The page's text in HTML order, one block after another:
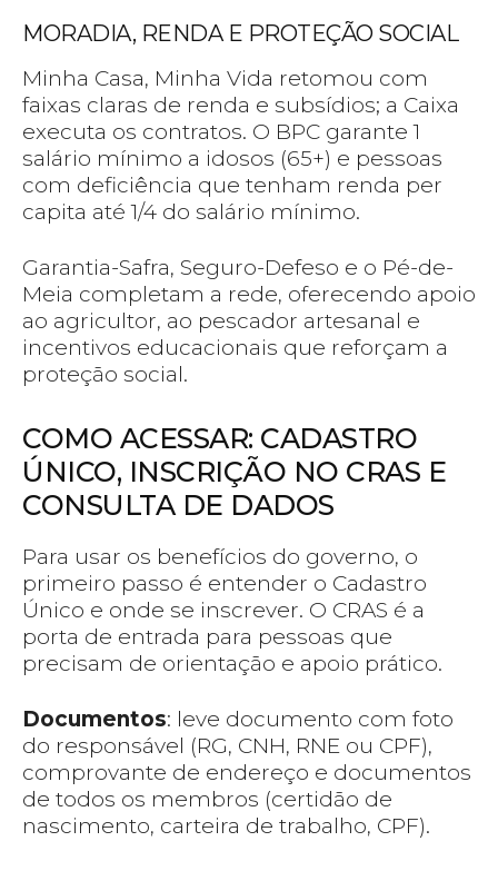
MORADIA, RENDA E PROTEÇÃO SOCIAL
Minha Casa, Minha Vida retomou com
faixas claras de renda e subsídios; a Caixa
executa os contratos. O BPC garante 1
salário mínimo a idosos (65+) e pessoas
com deficiência que tenham renda per
capita até 1/4 do salário mínimo.
Garantia-Safra, Seguro-Defeso e o Pé-de-
Meia completam a rede, oferecendo apoio
ao agricultor, ao pescador artesanal e
incentivos educacionais que reforçam a
proteção social.
COMO ACESSAR: CADASTRO
ÚNICO, INSCRIÇÃO NO CRAS E
CONSULTA DE DADOS
Para usar os benefícios do governo, o
primeiro passo é entender o Cadastro
Único e onde se inscrever. O CRAS é a
porta de entrada para pessoas que
precisam de orientação e apoio prático.
Documentos: leve documento com foto
do responsável (RG, CNH, RNE ou CPF),
comprovante de endereço e documentos
de todos os membros (certidão de
nascimento, carteira de trabalho, CPF).